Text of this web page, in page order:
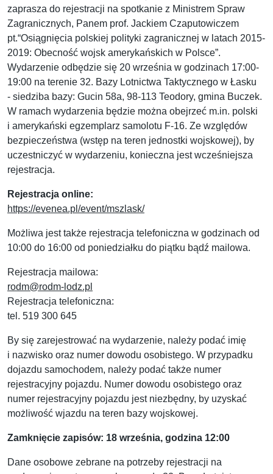
zaprasza do rejestracji na spotkanie z Ministrem Spraw
Zagranicznych, Panem prof. Jackiem Czaputowiczem
pt.“Osiągnięcia polskiej polityki zagranicznej w latach 2015-
2019: Obecność wojsk amerykańskich w Polsce”.
Wydarzenie odbędzie się 20 września w godzinach 17:00-
19:00 na terenie 32. Bazy Lotnictwa Taktycznego w Łasku
- siedziba bazy: Gucin 58a, 98-113 Teodory, gmina Buczek.
W ramach wydarzenia będzie można obejrzeć m.in. polski
i amerykański egzemplarz samolotu F-16. Ze względów
bezpieczeństwa (wstęp na teren jednostki wojskowej), by
uczestniczyć w wydarzeniu, konieczna jest wcześniejsza
rejestracja.
Rejestracja online:
https://evenea.pl/event/mszlask/
Możliwa jest także rejestracja telefoniczna w godzinach od
10:00 do 16:00 od poniedziałku do piątku bądź mailowa.
Rejestracja mailowa:
rodm@rodm-lodz.pl
Rejestracja telefoniczna:
tel. 519 300 645
By się zarejestrować na wydarzenie, należy podać imię
i nazwisko oraz numer dowodu osobistego. W przypadku
dojazdu samochodem, należy podać także numer
rejestracyjny pojazdu. Numer dowodu osobistego oraz
numer rejestracyjny pojazdu jest niezbędny, by uzyskać
możliwość wjazdu na teren bazy wojskowej.
Zamknięcie zapisów: 18 września, godzina 12:00
Dane osobowe zebrane na potrzeby rejestracji na